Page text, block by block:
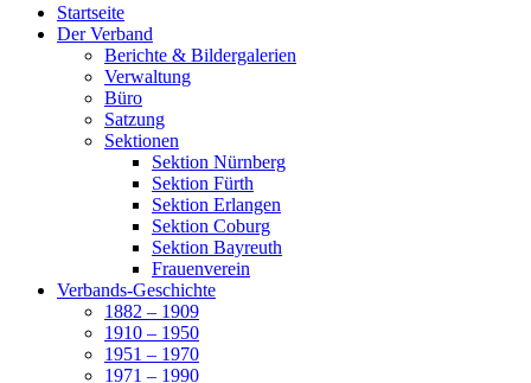
Startseite
Der Verband
Berichte & Bildergalerien
Verwaltung
Büro
Satzung
Sektionen
Sektion Nürnberg
Sektion Fürth
Sektion Erlangen
Sektion Coburg
Sektion Bayreuth
Frauenverein
Verbands-Geschichte
1882 – 1909
1910 – 1950
1951 – 1970
1971 – 1990